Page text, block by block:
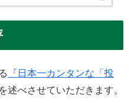
『日本一カンタンな「投
述べさせていただきます。